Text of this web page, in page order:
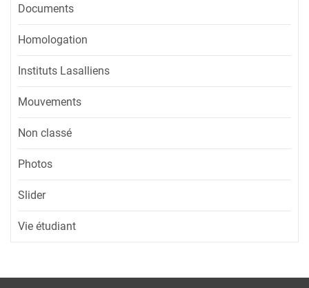
Documents
Homologation
Instituts Lasalliens
Mouvements
Non classé
Photos
Slider
Vie étudiant